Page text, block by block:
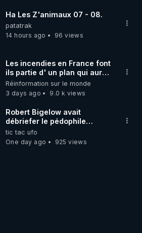
Ha Les Z'animaux 07 - 08.
patatrak
14 hours ago
96 views
Les incendies en France font
ils partie d' un plan qui aurait
débuté le 11 septembre 2001
?
Réinformation sur le monde
3 days ago
9.0 k views
Robert Bigelow avait
débriefer le pédophile
génocidaire de donald j
trump
tic tac ufo
One day ago
925 views